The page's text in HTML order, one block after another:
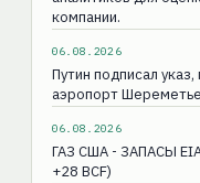
компании.
06.08.2026
Путин подписал
аэропорт
06.08.2026
ГАЗ США - ЗАПАСЫ
+28 BCF)